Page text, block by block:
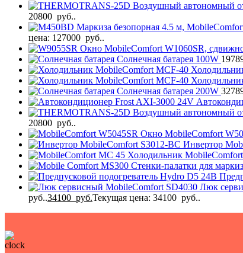
Воздушный автономный
20800 руб..
Маркиза безопорная 4.5 м,
цена: 127000 руб..
Окно MobileComfort W1060SR,
Солнечная батарея 100W
Солнечная батарея 200W
Воздушный автономный
20800 руб..
Окно MobileComfort
Инвертор
Холодильник
Стенки-палатки для
Люк
руб..34100 руб.Текущая цена: 34100 руб..